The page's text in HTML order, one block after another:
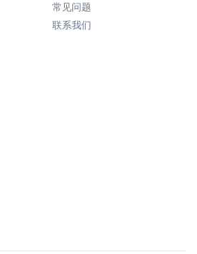
常见问题
联系我们